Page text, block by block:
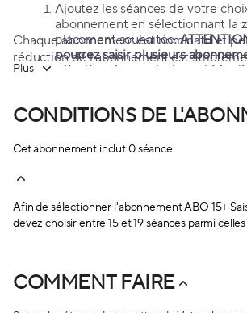
Ajoutez les séances de votre
abonnement en sélectionnant la
placement souhaitée.
pourrez saisir plusieurs
sélection de spectacles est
Après avoir validé vos spectacles,
Récapitulatif.
Il ne vous reste plus qu’à
votre commande.
Chaque abonnement est nominatif et
réduction de l'abonnement est
place par abonné et par spectacle.
Plus
CONDITIONS DE
Cet abonnement inclut 0 séance.
Afin de sélectionner l'abonnementABO 15+
devez choisir entre 15 et 19 séances parmi
COMMENT FAIRE